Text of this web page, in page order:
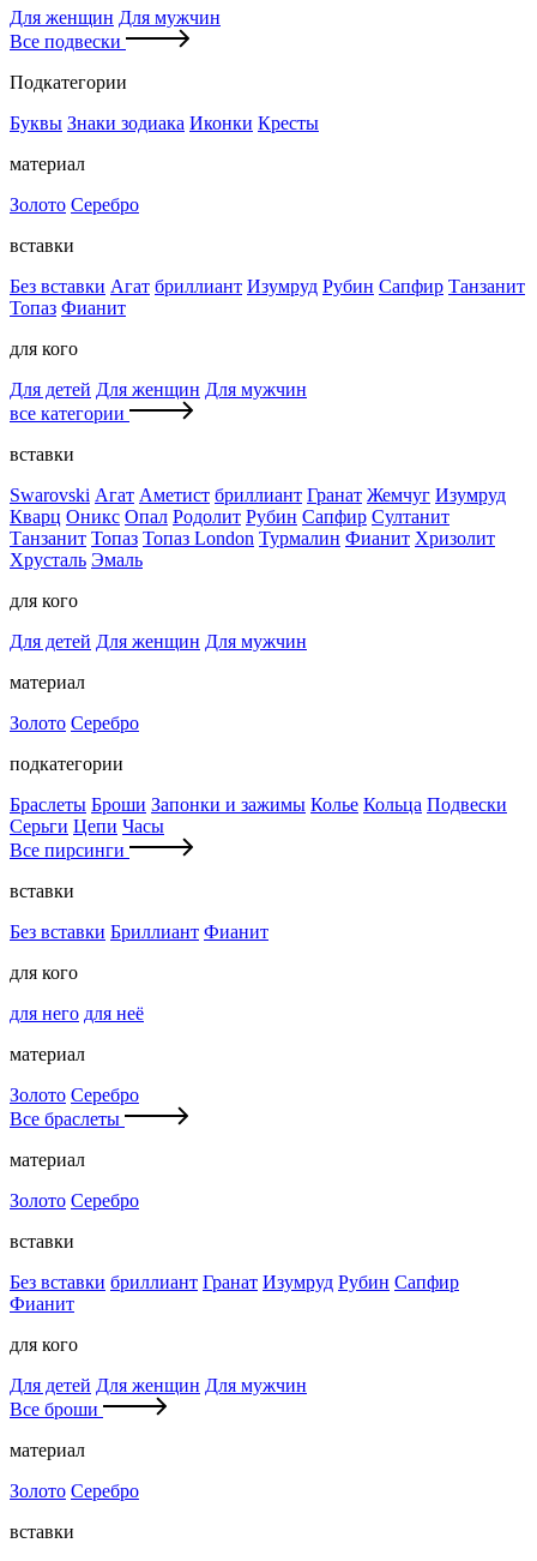
Для женщин Для мужчин
Все подвески
Подкатегории
Буквы Знаки зодиака Иконки Кресты
материал
Золото Серебро
вставки
Без вставки Агат бриллиант Изумруд Рубин Сапфир Танзанит
Топаз Фианит
для кого
Для детей Для женщин Для мужчин
все категории
вставки
Swarovski Агат Аметист бриллиант Гранат Жемчуг Изумруд
Кварц Оникс Опал Родолит Рубин Сапфир Султанит
Танзанит Топаз Топаз London Турмалин Фианит Хризолит
Хрусталь Эмаль
для кого
Для детей Для женщин Для мужчин
материал
Золото Серебро
подкатегории
Браслеты Броши Запонки и зажимы Колье Кольца Подвески
Серьги Цепи Часы
Все пирсинги
вставки
Без вставки Бриллиант Фианит
для кого
для него для неё
материал
Золото Серебро
Все браслеты
материал
Золото Серебро
вставки
Без вставки бриллиант Гранат Изумруд Рубин Сапфир
Фианит
для кого
Для детей Для женщин Для мужчин
Все броши
материал
Золото Серебро
вставки